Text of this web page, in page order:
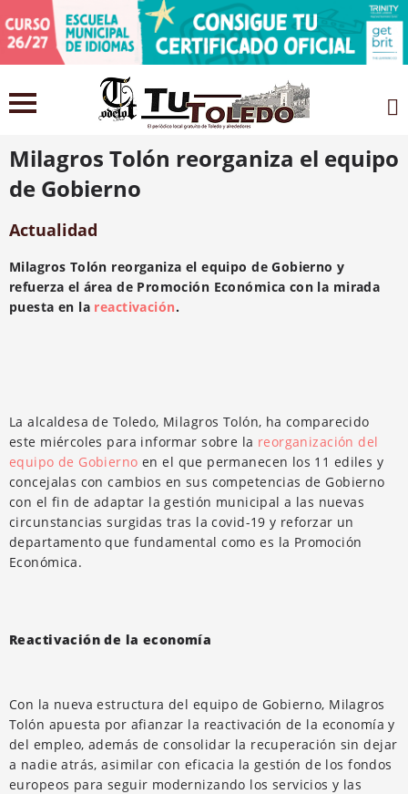
14 julio 2021
Milagros Tolón reorganiza el equipo
de Gobierno
Actualidad
Milagros Tolón reorganiza el equipo de Gobierno y
refuerza el área de Promoción Económica con la mirada
puesta en la reactivación.
La alcaldesa de Toledo, Milagros Tolón, ha comparecido
este miércoles para informar sobre la reorganización del
equipo de Gobierno en el que permanecen los 11 ediles y
concejalas con cambios en sus competencias de Gobierno
con el fin de adaptar la gestión municipal a las nuevas
circunstancias surgidas tras la covid-19 y reforzar un
departamento que fundamental como es la Promoción
Económica.
Reactivación de la economía
Con la nueva estructura del equipo de Gobierno, Milagros
Tolón apuesta por afianzar la reactivación de la economía y
del empleo, además de consolidar la recuperación sin dejar
a nadie atrás, asimilar con eficacia la gestión de los fondos
europeos para seguir modernizando los servicios y las